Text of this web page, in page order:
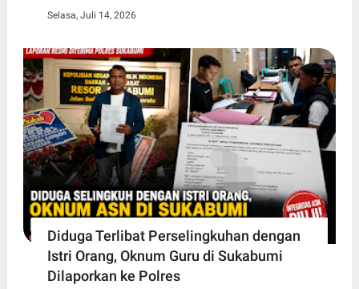
Selasa, Juli 14, 2026
Diduga Terlibat Perselingkuhan dengan
Istri Orang, Oknum Guru di Sukabumi
Dilaporkan ke Polres